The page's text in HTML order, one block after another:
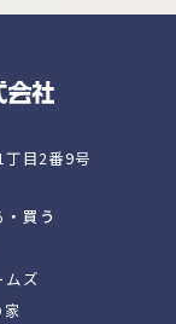
目2番9号
・買う
ムズ